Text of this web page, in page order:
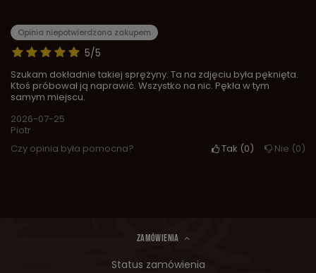
5/5
Opinia niepotwierdzona zakupem
Szukam dokładnie takiej sprężyny. Ta na zdjęciu była pęknięta.
Ktoś próbował ją naprawić. Wszystko na nic. Pękła w tym
samym miejscu.
2026-07-25
Piotr
Czy opinia była pomocna?
Tak 0 Nie 0
ZAMÓWIENIA
Status zamówienia